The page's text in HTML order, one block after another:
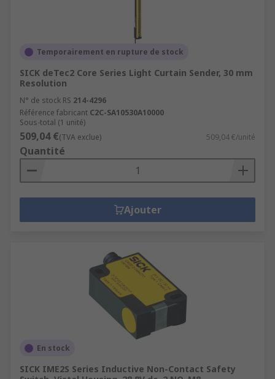
Temporairement en rupture de stock
SICK deTec2 Core Series Light Curtain Sender, 30 mm
Resolution
N° de stock RS 214-4296
Référence fabricant C2C-SA10530A10000
Sous-total (1 unité)
509,04 €(TVA exclue) 509,04 €/unité
Quantité
Ajouter
En stock
SICK IME2S Series Inductive Non-Contact Safety